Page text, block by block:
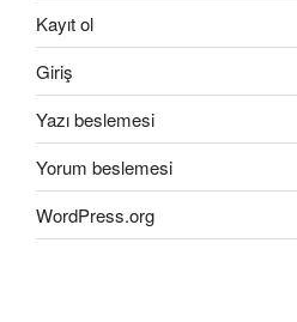
Kayıt ol
Giriş
Yazı beslemesi
Yorum beslemesi
WordPress.org